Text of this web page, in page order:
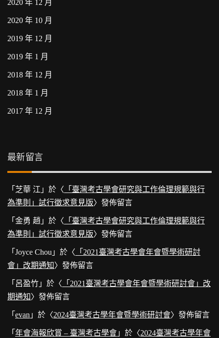
2020 年 12 月
2020 年 10 月
2019 年 12 月
2019 年 1 月
2018 年 12 月
2018 年 1 月
2017 年 12 月
最新留言
「 芝華 江 」於〈 「臺灣考古學會研究與工作倫理規範與行
為準則」試行徵求意見版〉發佈留言
「 金勇 趙 」於〈 「臺灣考古學會研究與工作倫理規範與行
為準則」試行徵求意見版〉發佈留言
「 Joyce Chou 」於〈 「2021臺灣考古學會年會暨學術研討
會」改期通知〉發佈留言
「 呂盈竹 」於〈 「2021臺灣考古學會年會暨學術研討會」改
期通知〉發佈留言
「 evan 」於〈2024臺灣考古學年會暨學術研討會〉發佈留言
「 年會海報欣賞 – 臺灣考古學會 」於〈2024臺灣考古學年會